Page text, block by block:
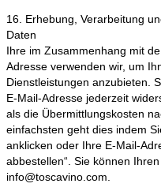
16. Erhebung, Verarbeitung
Daten
Ihre im Zusammenhang mit
Adresse verwenden wir, um
Dienstleistungen anzubieten.
E-Mail-Adresse jederzeit
als die Übermittlungskosten
einfachsten geht dies indem
anklicken oder Ihre E-Mail-
abbestellen“. Sie können
info@toscavino.com.